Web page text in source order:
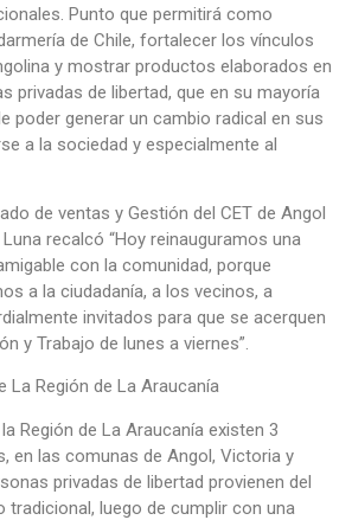
Punto que permitirá como
de Chile, fortalecer los vínculos
y mostrar productos elaborados en
privadas de libertad, que en su mayoría
poder generar un cambio radical en sus
a la sociedad y especialmente al
de ventas y Gestión del CET de Angol
recalcó “Hoy reinauguramos una
con la comunidad, porque
a la ciudadanía, a los vecinos, a
invitados para que se acerquen
y Trabajo de lunes a viernes”.
La Región de La Araucanía
Región de La Araucanía existen 3
en las comunas de Angol, Victoria y
privadas de libertad provienen del
tradicional, luego de cumplir con una